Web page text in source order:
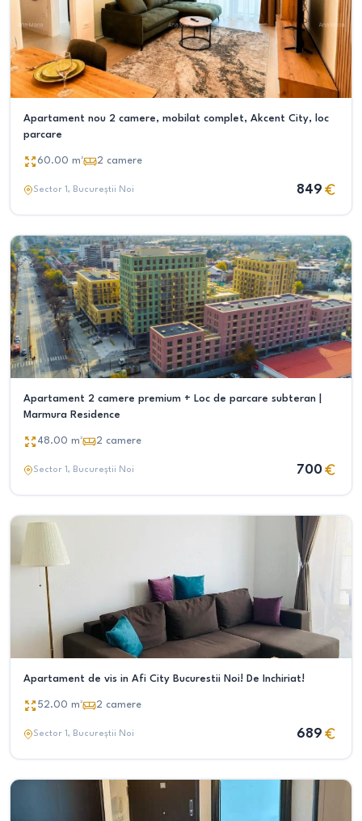
Apartament nou 2 camere, mobilat complet, Akcent City, loc
parcare
60.00 m² 2 camere
Sector 1, Bucureștii Noi 849
Apartament 2 camere premium + Loc de parcare subteran |
Marmura Residence
48.00 m² 2 camere
Sector 1, Bucureștii Noi 700
Apartament de vis in Afi City Bucurestii Noi! De Inchiriat!
52.00 m² 2 camere
Sector 1, Bucureștii Noi 689